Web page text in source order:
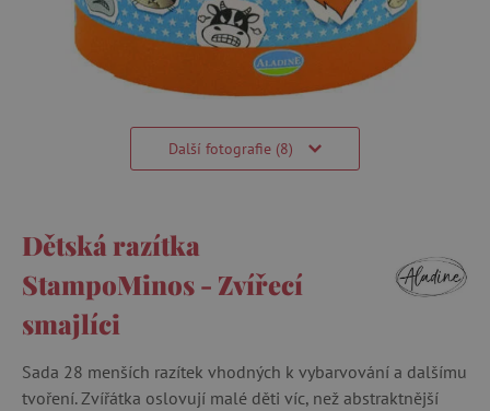
Další fotografie (8)
Dětská razítka
StampoMinos - Zvířecí
smajlíci
Sada 28 menších razítek vhodných k vybarvování a dalšímu
tvoření. Zvířátka oslovují malé děti víc, než abstraktnější